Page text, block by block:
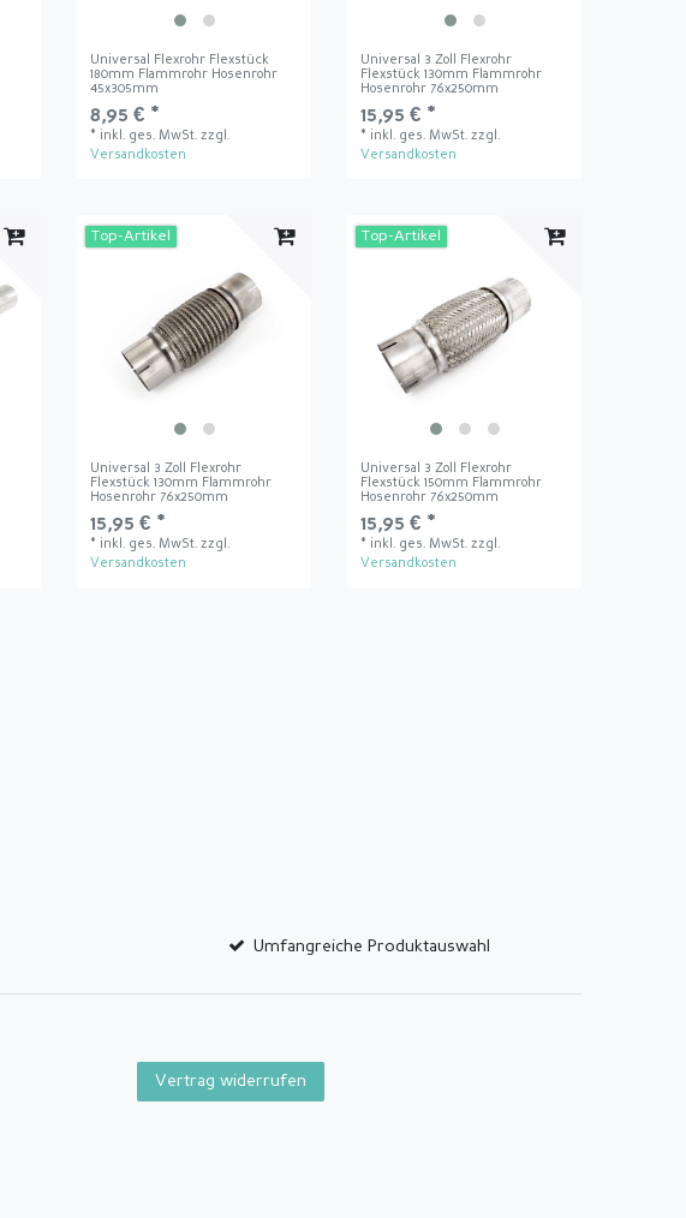
Universal Flexrohr Flexstück
180mm Flammrohr Hosenrohr
45x305mm
8,95 € *
* inkl. ges. MwSt. zzgl.
Versandkosten
Universal 3 Zoll Flexrohr
Flexstück 130mm Flammrohr
Hosenrohr 76x250mm
15,95 € *
* inkl. ges. MwSt. zzgl.
Versandkosten
Top-Artikel
Universal 3 Zoll Flexrohr
Flexstück 130mm Flammrohr
Hosenrohr 76x250mm
15,95 € *
* inkl. ges. MwSt. zzgl.
Versandkosten
Top-Artikel
Universal 3 Zoll Flexrohr
Flexstück 150mm Flammrohr
Hosenrohr 76x250mm
15,95 € *
* inkl. ges. MwSt. zzgl.
Versandkosten
Umfangreiche Produktauswahl
Vertrag widerrufen